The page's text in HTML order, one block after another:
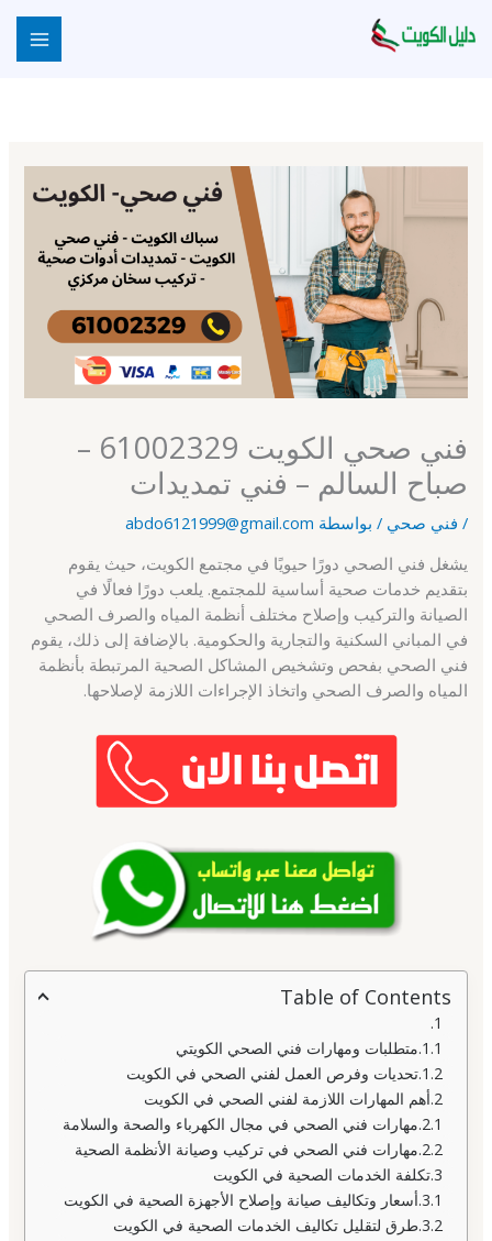
إلى
فني صحي الكويت 61002329 –
صباح السالم – فني تمديدات
/ فني صحي / بواسطة abdo6121999@gmail.com
يشغل فني الصحي دورًا حيويًا في مجتمع الكويت، حيث يقوم
بتقديم خدمات صحية أساسية للمجتمع. يلعب دورًا فعالًا في
الصيانة والتركيب وإصلاح مختلف أنظمة المياه والصرف الصحي
في المباني السكنية والتجارية والحكومية. بالإضافة إلى ذلك، يقوم
فني الصحي بفحص وتشخيص المشاكل الصحية المرتبطة بأنظمة
المياه والصرف الصحي واتخاذ الإجراءات اللازمة لإصلاحها.
Table of Contents
متطلبات ومهارات فني الصحي الكويتي
تحديات وفرص العمل لفني الصحي في الكويت
أهم المهارات اللازمة لفني الصحي في الكويت
مهارات فني الصحي في مجال الكهرباء والصحة والسلامة
مهارات فني الصحي في تركيب وصيانة الأنظمة الصحية
تكلفة الخدمات الصحية في الكويت
أسعار وتكاليف صيانة وإصلاح الأجهزة الصحية في الكويت
طرق لتقليل تكاليف الخدمات الصحية في الكويت